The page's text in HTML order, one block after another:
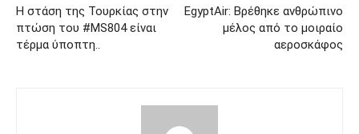
Η στάση της Τουρκίας στην
πτώση του #MS804 είναι
τέρμα ύποπτη..
EgyptAir: Βρέθηκε ανθρώπινο
μέλος από το μοιραίο
αεροσκάφος